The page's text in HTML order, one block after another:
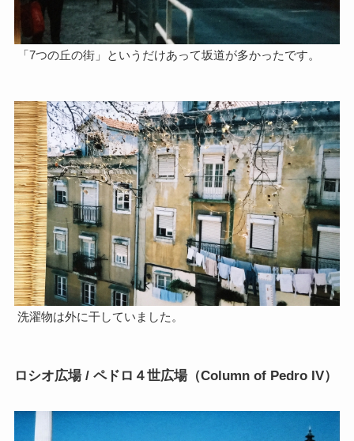
「7つの丘の街」というだけあって坂道が多かったです。
洗濯物は外に干していました。
ロシオ広場 / ペドロ４世広場（Column of Pedro IV）